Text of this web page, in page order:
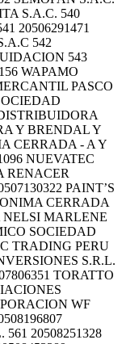
S.A.C. 540
20506291471
542
543
WAPAMO
PASCO
Y BRENDAL Y
CERRADA - A Y
NUEVATEC
RENACER
PAINT’S
CERRADA
NELSI MARLENE
SOCIEDAD
TRADING PERU
S.R.L.
TORATTO
WF
20508251328